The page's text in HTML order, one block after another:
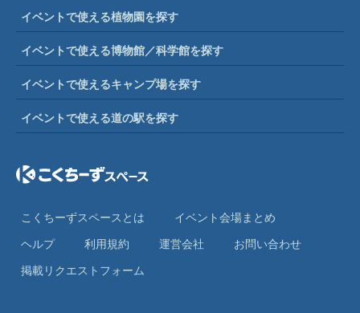
イベントで使える植物園を探す
イベントで使える博物館／科学館を探す
イベントで使えるキャンプ場を探す
イベントで使える道の駅を探す
こくちーずスペースとは
イベント会場まとめ
ヘルプ
利⽤規約 運営会社
お問い合わせ
掲載リクエストフォーム